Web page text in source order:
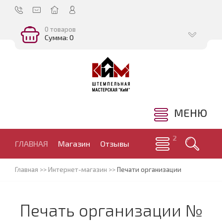
0 товаров
Сумма: 0
МЕНЮ
ГЛАВНАЯ Магазин Отзывы
Главная >>Интернет-магазин >>Печати организации
Печать организации №